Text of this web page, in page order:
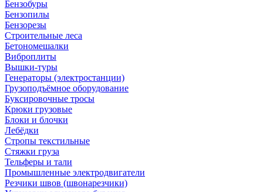
Бензобуры
Бензопилы
Бензорезы
Строительные леса
Бетономешалки
Виброплиты
Вышки-туры
Генераторы (электростанции)
Грузоподъёмное оборудование
Буксировочные тросы
Крюки грузовые
Блоки и блочки
Лебёдки
Стропы текстильные
Стяжки груза
Тельферы и тали
Промышленные электродвигатели
Резчики швов (швонарезчики)